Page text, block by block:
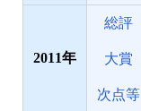
2011
総評
大賞
次点等